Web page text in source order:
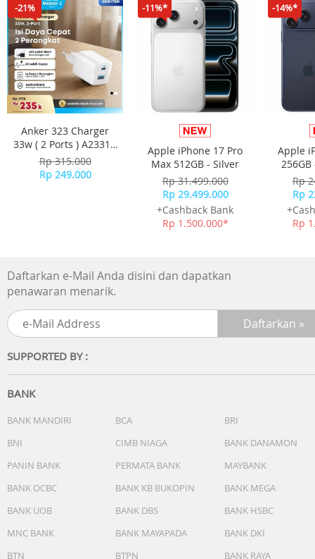
-21%
Anker 323 Charger
33w ( 2 Ports ) A2331 -
White
Rp 315.000
Rp 249.000
-11%*
Apple iPhone 17 Pro
Max 512GB - Silver
Rp 31.499.000
Rp 29.499.000
+Cashback Bank
Rp 1.500.000*
-14%*
Apple
Rp
Rp
Rp
Daftarkan e-Mail Anda disini dan dapatkan
penawaran menarik.
SUPPORTED BY :
BANK
BANK MANDIRI BCA
BRI
BNI
CIMB NIAGA
BANK DANAMON
PANIN BANK
PERMATA BANK
MAYBANK
BANK OCBC
BANK KB BUKOPIN
BANK MEGA
BANK UOB
BANK DBS
BANK HSBC
MNC BANK
BANK MAYAPADA
BANK DKI
BTN
BTPN BANK RAYA